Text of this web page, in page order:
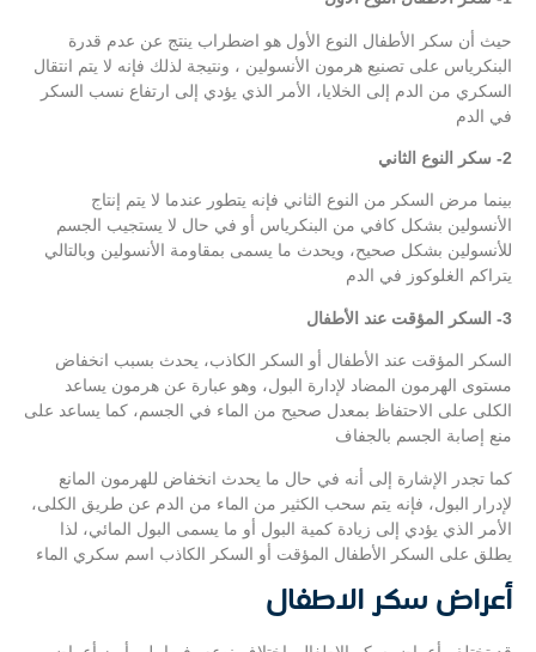
حيث أن سكر الأطفال النوع الأول هو اضطراب ينتج عن عدم قدرة
البنكرياس على تصنيع هرمون الأنسولين ، ونتيجة لذلك فإنه لا يتم انتقال
السكري من الدم إلى الخلايا، الأمر الذي يؤدي إلى ارتفاع نسب السكر
في الدم
2- سكر النوع الثاني
بينما مرض السكر من النوع الثاني فإنه يتطور عندما لا يتم إنتاج
الأنسولين بشكل كافي من البنكرياس أو في حال لا يستجيب الجسم
للأنسولين بشكل صحيح، ويحدث ما يسمى بمقاومة الأنسولين وبالتالي
يتراكم الغلوكوز في الدم
3- السكر المؤقت عند الأطفال
السكر المؤقت عند الأطفال أو السكر الكاذب، يحدث بسبب انخفاض
مستوى الهرمون المضاد لإدارة البول، وهو عبارة عن هرمون يساعد
الكلى على الاحتفاظ بمعدل صحيح من الماء في الجسم، كما يساعد على
منع إصابة الجسم بالجفاف
كما تجدر الإشارة إلى أنه في حال ما يحدث انخفاض للهرمون المانع
لإدرار البول، فإنه يتم سحب الكثير من الماء من الدم عن طريق الكلى،
الأمر الذي يؤدي إلى زيادة كمية البول أو ما يسمى البول المائي، لذا
يطلق على السكر الأطفال المؤقت أو السكر الكاذب اسم سكري الماء
أعراض سكر الاطفال